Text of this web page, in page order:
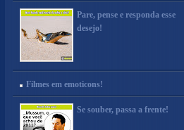
Pare, pense e responda esse
desejo!
Filmes em emoticons!
Se souber, passa a frente!